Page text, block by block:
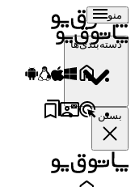
منو
دسته‌بندی‌ها
بستن